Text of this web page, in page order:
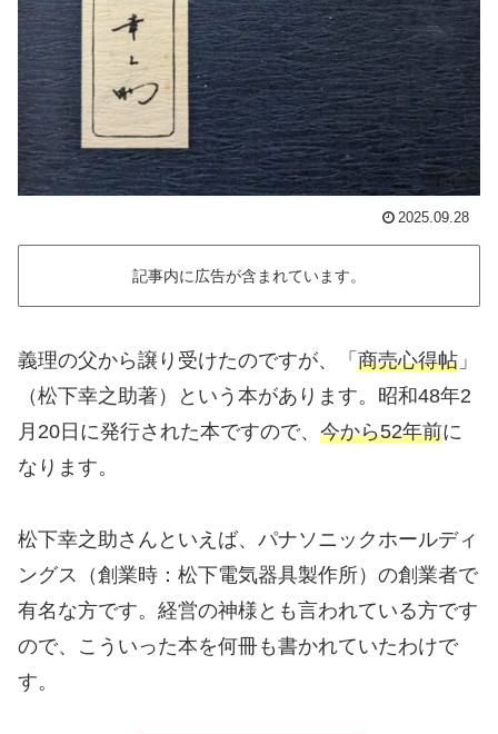
2025.09.28
記事内に広告が含まれています。
義理の父から譲り受けたのですが、「 商売心得帖 」
（松下幸之助著）という本があります。昭和48年2
月20日に発行された本ですので、 今から52年前に
なります。
松下幸之助さんといえば、パナソニックホールディ
ングス（創業時：松下電気器具製作所）の創業者で
有名な方です。経営の神様とも言われている方です
ので、こういった本を何冊も書かれていたわけで
す。